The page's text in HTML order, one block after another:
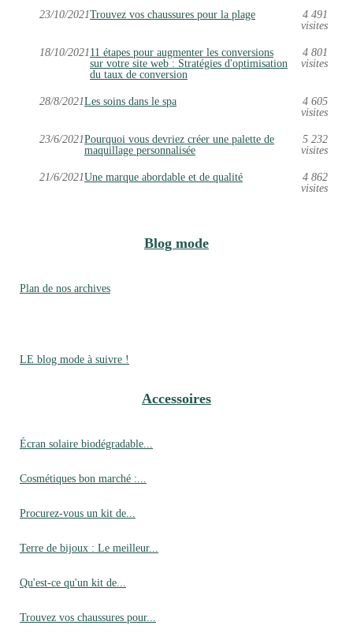
23/10/2021Trouvez vos chaussures pour la plage
4 491
visites
18/10/202111 étapes pour augmenter les conversions
sur votre site web : Stratégies d'optimisation
du taux de conversion
4 801
visites
28/8/2021Les soins dans le spa
4 605
visites
23/6/2021Pourquoi vous devriez créer une palette de
maquillage personnalisée
5 232
visites
21/6/2021Une marque abordable et de qualité
4 862
visites
Blog mode
Plan de nos archives
LE blog mode à suivre !
Accessoires
Écran solaire biodégradable...
Cosmétiques bon marché :...
Procurez-vous un kit de...
Terre de bijoux : Le meilleur...
Qu'est-ce qu'un kit de...
Trouvez vos chaussures pour...